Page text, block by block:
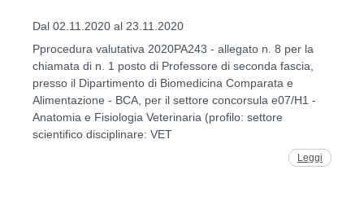
Dal 02.11.2020 al 23.11.2020
Pprocedura valutativa 2020PA243 - allegato n. 8 per la
chiamata di n. 1 posto di Professore di seconda fascia,
presso il Dipartimento di Biomedicina Comparata e
Alimentazione - BCA, per il settore concorsula e07/H1 -
Anatomia e Fisiologia Veterinaria (profilo: settore
scientifico disciplinare: VET
Leggi